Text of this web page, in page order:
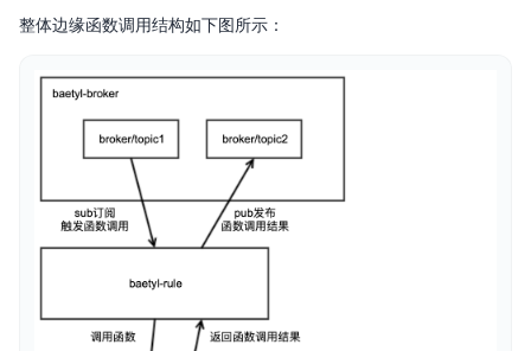
快速入门
典型实践
操作指南
服务等级协议SLA
整体边缘函数调用结构如下图所示：